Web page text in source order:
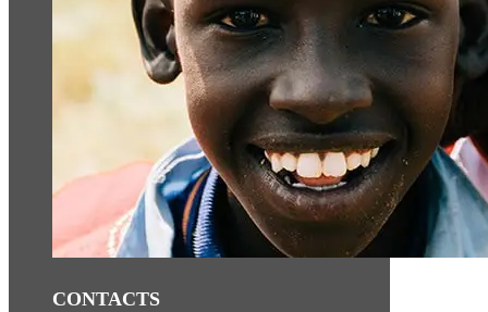
CONTACTS